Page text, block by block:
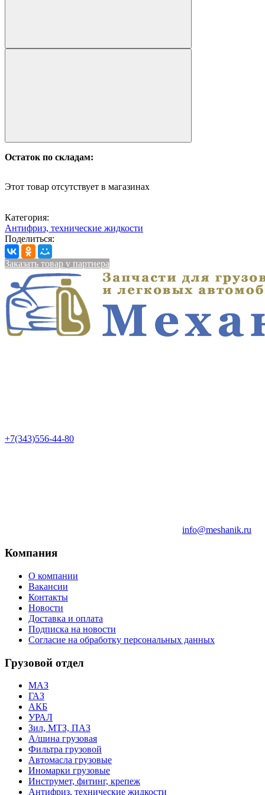
Остаток по складам:
Этот товар отсутствует в магазинах
Категория:
Антифриз, технические жидкости
Поделиться:
Заказать товар у партнера
+7(343)556-44-80
info@meshanik.ru
Компания
О компании
Вакансии
Контакты
Новости
Доставка и оплата
Подписка на новости
Согласие на обработку персональных данных
Грузовой отдел
МАЗ
ГАЗ
АКБ
УРАЛ
Зил, МТЗ, ПАЗ
А/шина грузовая
Фильтра грузовой
Автомасла грузовые
Иномарки грузовые
Инструмет, фитинг, крепеж
Антифриз, технические жидкости